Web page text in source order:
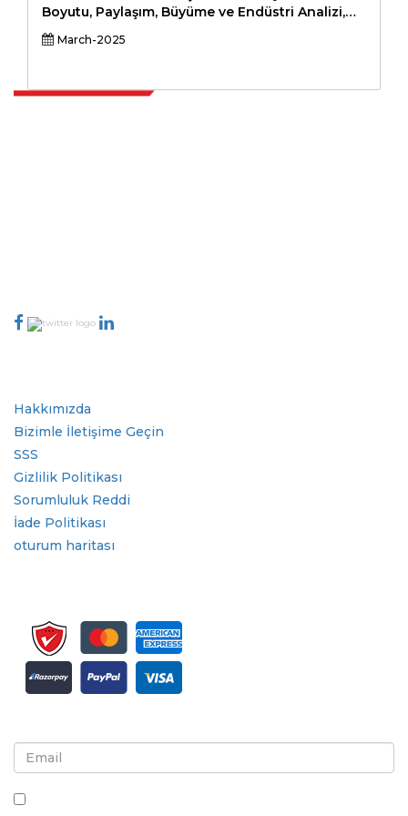
Boyutu, Paylaşım, Büyüme ve Endüstri Analizi,
Türüne Göre (Pil Elektrikli Araç Driveline (BEV),
Plug-In Hibrid Elektrikli Araç Driveline (PHEV),
March-2025
Hakkımızda
Bizimle İletişime Geçin
SSS
Gizlilik Politikası
Sorumluluk Reddi
İade Politikası
oturum haritası